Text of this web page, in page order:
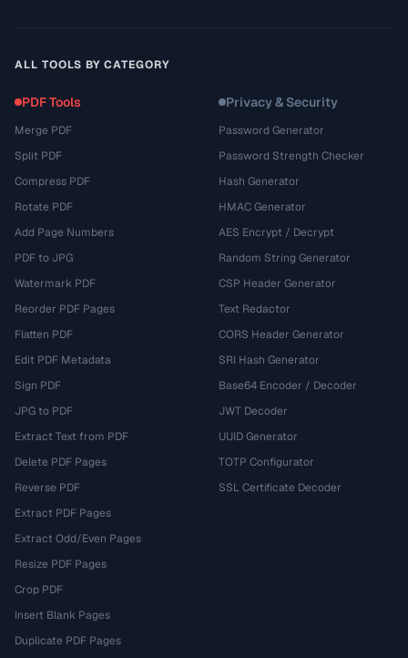
ALL TOOLS BY CATEGORY
PDF Tools
Merge PDF
Split PDF
Compress PDF
Rotate PDF
Add Page Numbers
PDF to JPG
Watermark PDF
Reorder PDF Pages
Flatten PDF
Edit PDF Metadata
Sign PDF
JPG to PDF
Extract Text from PDF
Delete PDF Pages
Reverse PDF
Extract PDF Pages
Extract Odd/Even Pages
Resize PDF Pages
Crop PDF
Insert Blank Pages
Duplicate PDF Pages
Privacy & Security
Password Generator
Password Strength Checker
Hash Generator
HMAC Generator
AES Encrypt / Decrypt
Random String Generator
CSP Header Generator
Text Redactor
CORS Header Generator
SRI Hash Generator
Base64 Encoder / Decoder
JWT Decoder
UUID Generator
TOTP Configurator
SSL Certificate Decoder